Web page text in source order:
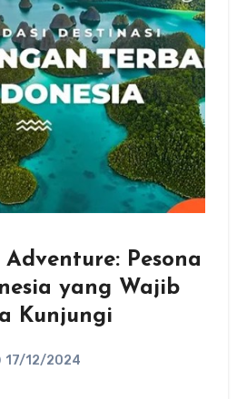
Adventure: Pesona
yang Wajib
Kunjungi
17/12/2024